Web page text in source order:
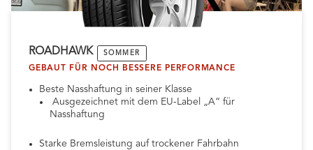
ROADHAWK SOMMER
GEBAUT FÜR NOCH BESSERE PERFORMANCE
Beste Nasshaftung in seiner Klasse
Ausgezeichnet mit dem EU-Label „A“ für
Nasshaftung
Starke Bremsleistung auf trockener Fahrbahn